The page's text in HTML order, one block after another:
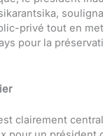
privé tout en
pour la
clairement